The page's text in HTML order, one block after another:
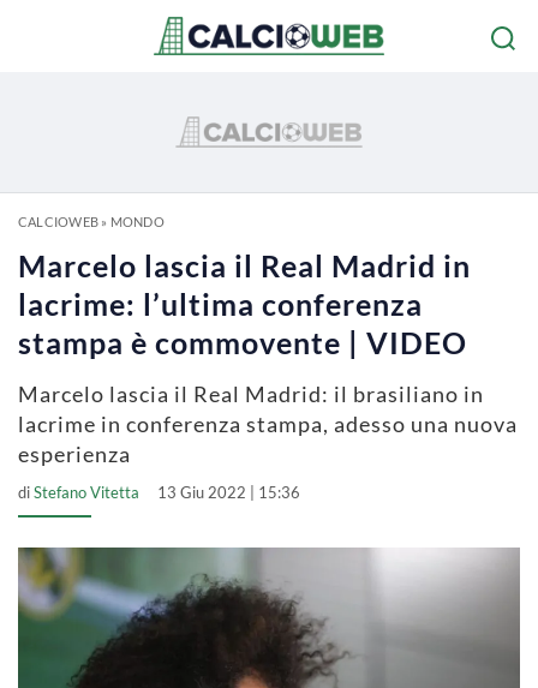
CALCIOWEB» MONDO
Marcelo lascia il Real Madrid in
lacrime: l’ultima conferenza
stampa è commovente | VIDEO
Marcelo lascia il Real Madrid: il brasiliano in
lacrime in conferenza stampa, adesso una nuova
esperienza
diStefano Vitetta 13 Giu 2022 | 15:36